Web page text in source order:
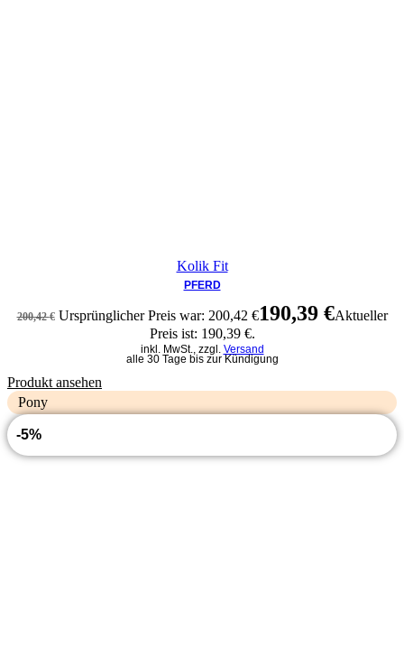
Kolik Fit
PFERD
200,42€ Ursprünglicher Preis war: 200,42 €190,39 €Aktueller
Preis ist: 190,39 €.
inkl. MwSt., zzgl. Versand
alle 30 Tage bis zur Kündigung
Produkt ansehen
Pony
-5%